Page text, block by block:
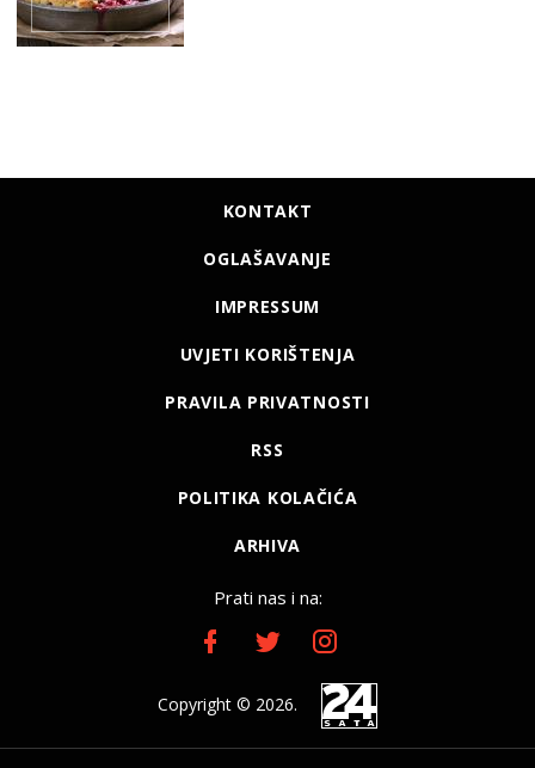
KONTAKT
OGLAŠAVANJE
IMPRESSUM
UVJETI KORIŠTENJA
PRAVILA PRIVATNOSTI
RSS
POLITIKA KOLAČIĆA
ARHIVA
Prati nas i na:
Copyright © 2026.